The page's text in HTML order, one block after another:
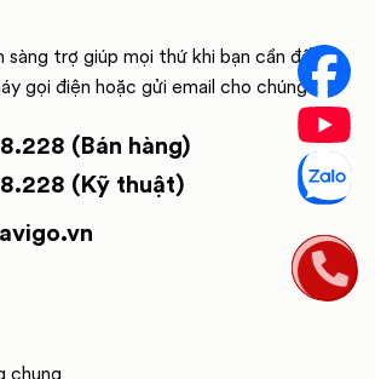
sàng trợ giúp mọi thứ khi bạn cần đến.
gọi điện hoặc gửi email cho chúng tôi.
(Bán hàng)
(Kỹ thuật)